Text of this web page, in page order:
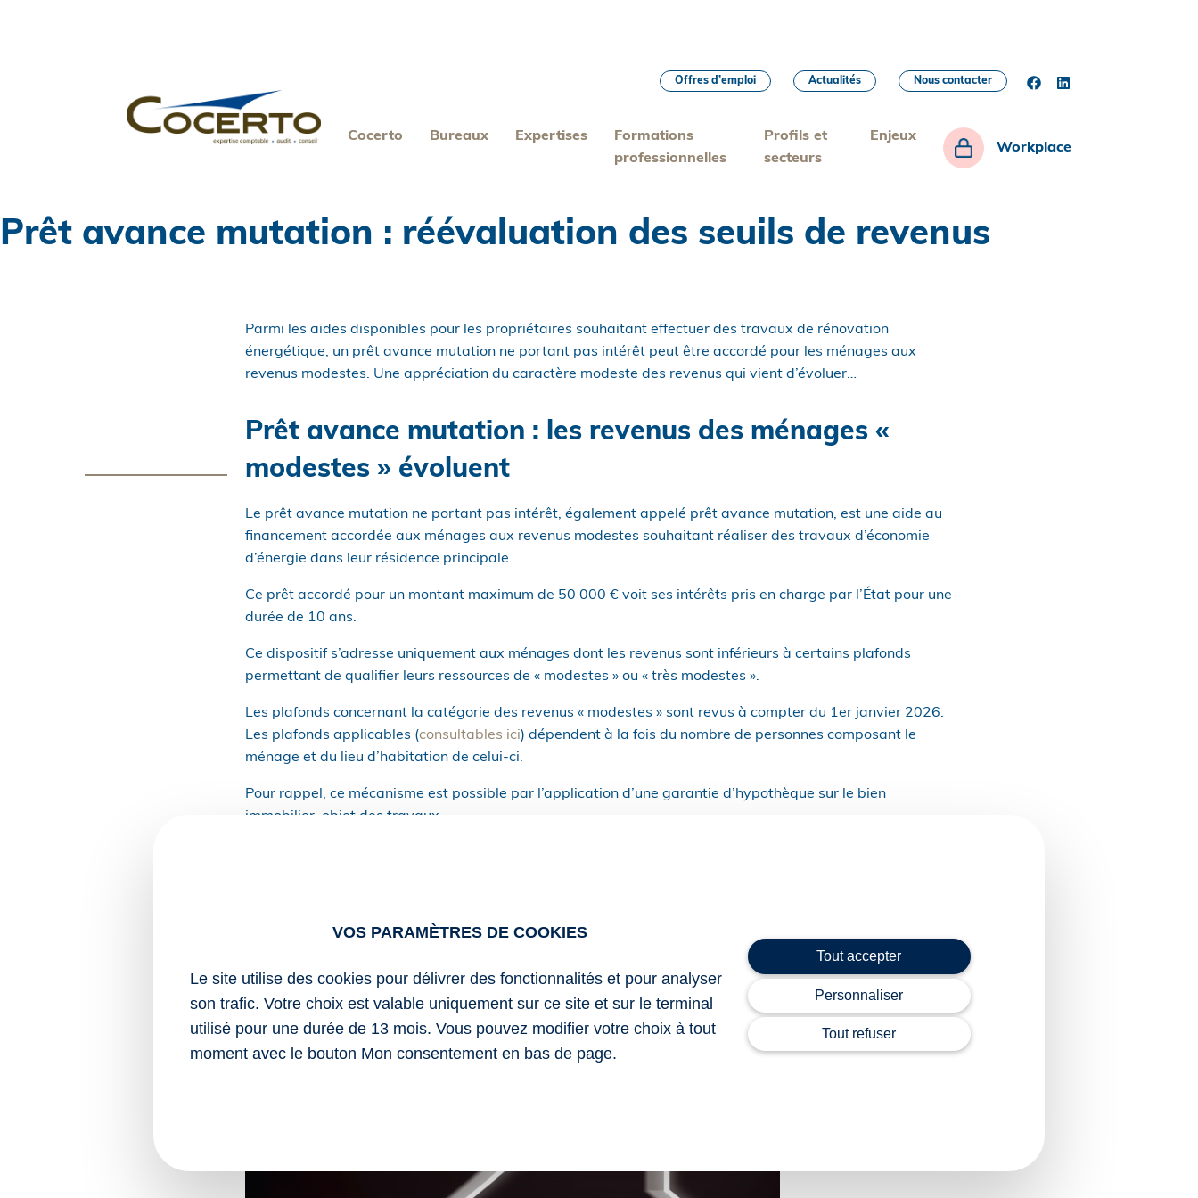
Cocerto Bureaux Expertises
Formations
professionnelles
Profils et
secteurs
Enjeux
Workplace
Offres d’emploi Actualités Nous contacter
Prêt avance mutation : réévaluation des seuils de revenus
Parmi les aides disponibles pour les propriétaires souhaitant effectuer des travaux de rénovation
énergétique, un prêt avance mutation ne portant pas intérêt peut être accordé pour les ménages aux
revenus modestes. Une appréciation du caractère modeste des revenus qui vient d’évoluer…
Prêt avance mutation : les revenus des ménages «
modestes » évoluent
Le prêt avance mutation ne portant pas intérêt, également appelé prêt avance mutation, est une aide au
financement accordée aux ménages aux revenus modestes souhaitant réaliser des travaux d’économie
d’énergie dans leur résidence principale.
Ce prêt accordé pour un montant maximum de 50 000 € voit ses intérêts pris en charge par l’État pour une
durée de 10 ans.
Ce dispositif s’adresse uniquement aux ménages dont les revenus sont inférieurs à certains plafonds
permettant de qualifier leurs ressources de « modestes » ou « très modestes ».
Les plafonds concernant la catégorie des revenus « modestes » sont revus à compter du 1er janvier 2026.
Les plafonds applicables (consultables ici) dépendent à la fois du nombre de personnes composant le
ménage et du lieu d’habitation de celui-ci.
Pour rappel, ce mécanisme est possible par l’application d’une garantie d’hypothèque sur le bien
immobilier, objet des travaux.
Arrêté du 10 décembre 2025 relatif aux conditions de ressources applicables au prêt avance
mutation ne portant pas intérêt destiné au financement de travaux permettant d’améliorer la
Prêt avance mutation : réévaluation des seuils de revenus– © Copyright WebLex
VOS PARAMÈTRES DE COOKIES
Le site utilise des cookies pour délivrer des fonctionnalités et pour analyser
son trafic. Votre choix est valable uniquement sur ce site et sur le terminal
utilisé pour une durée de 13 mois. Vous pouvez modifier votre choix à tout
moment avec le bouton Mon consentement en bas de page.
Tout accepter
Personnaliser
Tout refuser